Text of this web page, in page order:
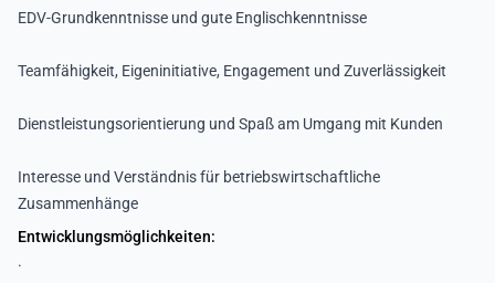
EDV-Grundkenntnisse und gute Englischkenntnisse
Teamfähigkeit, Eigeninitiative, Engagement und Zuverlässigkeit
Dienstleistungsorientierung und Spaß am Umgang mit Kunden
Interesse und Verständnis für betriebswirtschaftliche
Zusammenhänge
Entwicklungsmöglichkeiten:
.